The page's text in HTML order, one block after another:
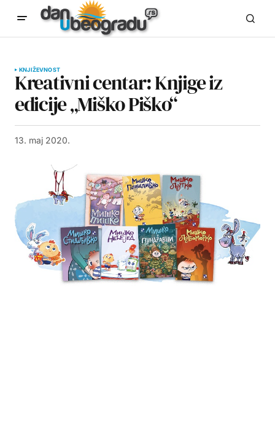
KNJIŽEVNOST
Kreativni centar: Knjige iz
edicije „Miško Piško“
13. maj 2020.